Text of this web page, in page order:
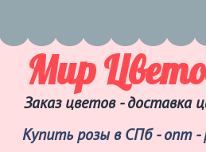
Мир
Заказ цветов - доставка
Купить розы в СПб - опт -